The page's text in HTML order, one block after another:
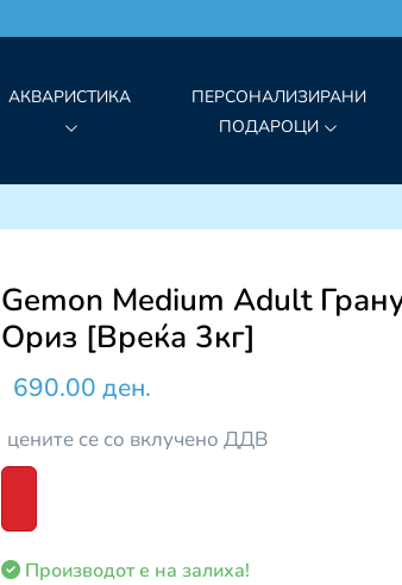
АКВАРИСТИКА
ПЕРСОНАЛИЗИРАНИ
ПОДАРОЦИ
Gemon Medium Adult
Ориз [Вреќа 3кг]
690.00 ден.
цените се со вклучено ДДВ
Производот е на залиха!